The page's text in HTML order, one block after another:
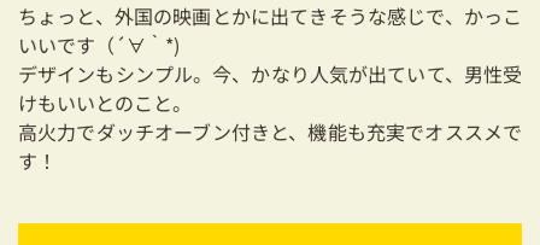
ちょっと、外国の映画とかに出てきそうな感じで、かっこ
いいです（´∀｀*)
デザインもシンプル。今、かなり人気が出ていて、男性受
けもいいとのこと。
高火力でダッチオーブン付きと、機能も充実でオススメで
す！